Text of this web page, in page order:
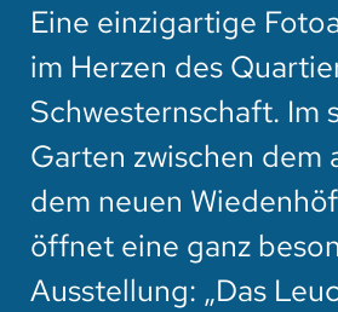
SERVICE
HOTEL
SPENDEN
Eine einzigartige
im Herzen des
Schwesternschaft. Im
Garten zwischen dem
dem neuen
öffnet eine ganz
Ausstellung: „Das